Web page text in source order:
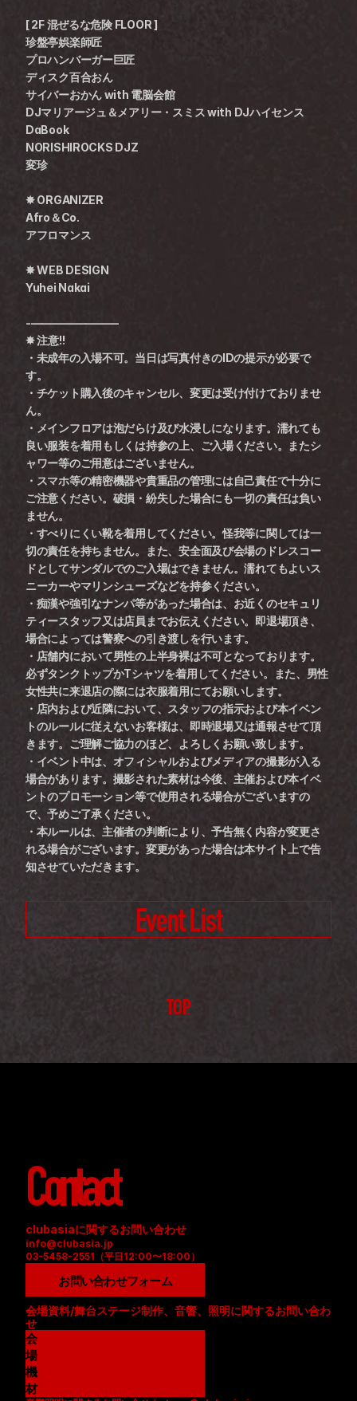
[ 2F 混ぜるな危険 FLOOR ]
珍盤亭娯楽師匠
プロハンバーガー巨匠
ディスク百合おん
サイバーおかん with 電脳会館
DJマリアージュ＆メアリー・スミス with DJハイセンス
DaBook
NORISHIROCKS DJZ
変珍
✸ ORGANIZER
Afro＆Co.
アフロマンス
✸ WEB DESIGN
Yuhei Nakai
-————————
✸ 注意!!
・未成年の入場不可。当日は写真付きのIDの提示が必要で
す。
・チケット購入後のキャンセル、変更は受け付けておりませ
ん。
・メインフロアは泡だらけ及び水浸しになります。濡れても
良い服装を着用もしくは持参の上、ご入場ください。またシ
ャワー等のご用意はございません。
・スマホ等の精密機器や貴重品の管理には自己責任で十分に
ご注意ください。破損・紛失した場合にも一切の責任は負い
ません。
・すべりにくい靴を着用してください。怪我等に関しては一
切の責任を持ちません。また、安全面及び会場のドレスコー
ドとしてサンダルでのご入場はできません。濡れてもよいス
ニーカーやマリンシューズなどを持参ください。
・痴漢や強引なナンパ等があった場合は、お近くのセキュリ
ティースタッフ又は店員までお伝えください。即退場頂き、
場合によっては警察への引き渡しを行います。
・店舗内において男性の上半身裸は不可となっております。
必ずタンクトップかTシャツを着用してください。また、男性
女性共に来退店の際には衣服着用にてお願いします。
・店内および近隣において、スタッフの指示および本イベン
トのルールに従えないお客様は、即時退場又は通報させて頂
きます。ご理解ご協力のほど、よろしくお願い致します。
・イベント中は、オフィシャルおよびメディアの撮影が入る
場合があります。撮影された素材は今後、主催および本イベ
ントのプロモーション等で使用される場合がございますの
で、予めご了承ください。
・本ルールは、主催者の判断により、予告無く内容が変更さ
れる場合がございます。変更があった場合は本サイト上で告
知させていただきます。
Event List
TOP
Contact
clubasiaに関するお問い合わせ
info@clubasia.jp
03-5458-2551（平日12:00〜18:00）
お問い合わせフォーム
会場資料/舞台ステージ制作、音響、照明に関するお問い合わ
せ
会
場
資
料
機
材